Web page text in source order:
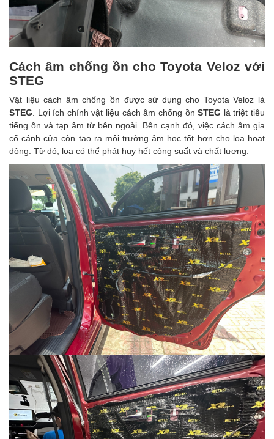
Cách âm chống ồn cho Toyota Veloz với
STEG
Vật liệu cách âm chống ồn được sử dụng cho Toyota Veloz là
STEG . Lợi ích chính vật liệu cách âm chống ồnSTEG là triệt tiêu
tiếng ồn và tạp âm từ bên ngoài. Bên cạnh đó, việc cách âm gia
cố cánh cửa còn tạo ra môi trường âm học tốt hơn cho loa hoạt
động. Từ đó, loa có thể phát huy hết công suất và chất lượng.